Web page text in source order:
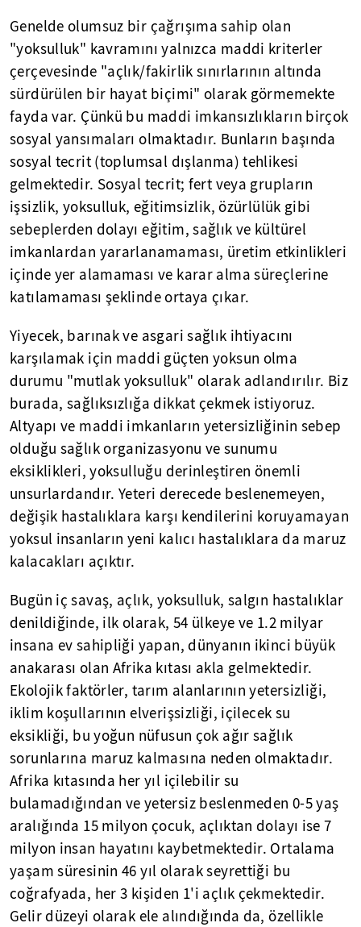
Genelde olumsuz bir çağrışıma sahip olan
"yoksulluk" kavramını yalnızca maddi kriterler
çerçevesinde "açlık/fakirlik sınırlarının altında
sürdürülen bir hayat biçimi" olarak görmemekte
fayda var. Çünkü bu maddi imkansızlıkların birçok
sosyal yansımaları olmaktadır. Bunların başında
sosyal tecrit (toplumsal dışlanma) tehlikesi
gelmektedir. Sosyal tecrit; fert veya grupların
işsizlik, yoksulluk, eğitimsizlik, özürlülük gibi
sebeplerden dolayı eğitim, sağlık ve kültürel
imkanlardan yararlanamaması, üretim etkinlikleri
içinde yer alamaması ve karar alma süreçlerine
katılamaması şeklinde ortaya çıkar.
Yiyecek, barınak ve asgari sağlık ihtiyacını
karşılamak için maddi güçten yoksun olma
durumu "mutlak yoksulluk" olarak adlandırılır. Biz
burada, sağlıksızlığa dikkat çekmek istiyoruz.
Altyapı ve maddi imkanların yetersizliğinin sebep
olduğu sağlık organizasyonu ve sunumu
eksiklikleri, yoksulluğu derinleştiren önemli
unsurlardandır. Yeteri derecede beslenemeyen,
değişik hastalıklara karşı kendilerini koruyamayan
yoksul insanların yeni kalıcı hastalıklara da maruz
kalacakları açıktır.
Bugün iç savaş, açlık, yoksulluk, salgın hastalıklar
denildiğinde, ilk olarak, 54 ülkeye ve 1.2 milyar
insana ev sahipliği yapan, dünyanın ikinci büyük
anakarası olan Afrika kıtası akla gelmektedir.
Ekolojik faktörler, tarım alanlarının yetersizliği,
iklim koşullarının elverişsizliği, içilecek su
eksikliği, bu yoğun nüfusun çok ağır sağlık
sorunlarına maruz kalmasına neden olmaktadır.
Afrika kıtasında her yıl içilebilir su
bulamadığından ve yetersiz beslenmeden 0-5 yaş
aralığında 15 milyon çocuk, açlıktan dolayı ise 7
milyon insan hayatını kaybetmektedir. Ortalama
yaşam süresinin 46 yıl olarak seyrettiği bu
coğrafyada, her 3 kişiden 1'i açlık çekmektedir.
Gelir düzeyi olarak ele alındığında da, özellikle